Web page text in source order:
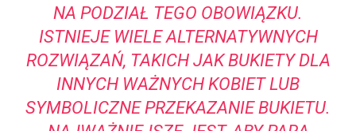
NA PODZIAŁ TEGO OBOWIĄZKU.
ISTNIEJE WIELE ALTERNATYWNYCH
ROZWIĄZAŃ, TAKICH JAK BUKIETY DLA
INNYCH WAŻNYCH KOBIET LUB
SYMBOLICZNE PRZEKAZANIE BUKIETU.